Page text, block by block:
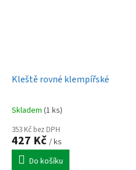
Kleště rovné klempířské
Skladem (1 ks)
353 Kč bez DPH
427 Kč / ks
Do košíku